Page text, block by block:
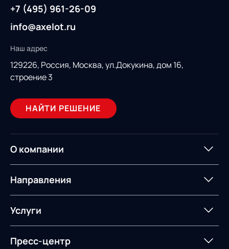
+7 (495) 961-26-09
info@axelot.ru
Наш адрес
129226, Россия, Москва, ул.Докукина, дом 16,
строение 3
НАЙТИ РЕШЕНИЕ
О компании
О компании
ИТ-аккредитация
Импортозамещение
Направления
Управление цепями
поставок
Управление складами
Услуги
Логистический
Пресс-центр